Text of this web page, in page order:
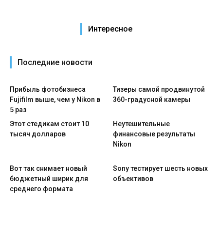
Интересное
Последние новости
Прибыль фотобизнеса
Fujifilm выше, чем у Nikon в
5 раз
Тизеры самой продвинутой
360-градусной камеры
Этот стедикам стоит 10
тысяч долларов
Неутешительные
финансовые результаты
Nikon
Вот так снимает новый
бюджетный ширик для
среднего формата
Sony тестирует шесть новых
объективов